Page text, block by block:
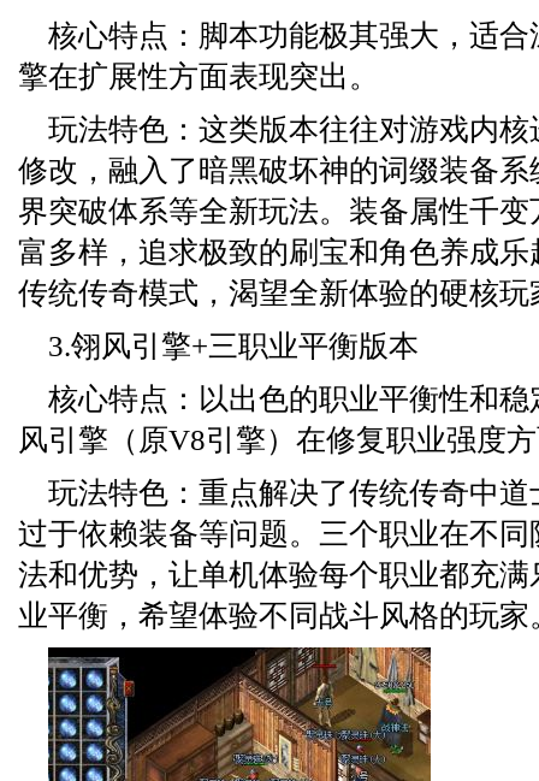
核心特点：脚本功能极其强大，适合
擎在扩展性方面表现突出。
玩法特色：这类版本往往对游戏内
修改，融入了暗黑破坏神的词缀装备
界突破体系等全新玩法。装备属性千
富多样，追求极致的刷宝和角色养成
传统传奇模式，渴望全新体验的硬核玩
3.翎风引擎+三职业平衡版本
核心特点：以出色的职业平衡性和
风引擎（原V8引擎）在修复职业强度
玩法特色：重点解决了传统传奇中
过于依赖装备等问题。三个职业在不
法和优势，让单机体验每个职业都充
业平衡，希望体验不同战斗风格的玩家